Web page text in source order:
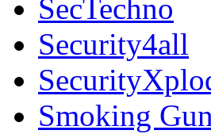
SecTechno
Security4all
Smoking Gun